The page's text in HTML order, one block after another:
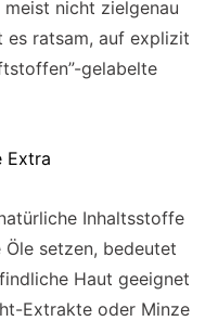
nicht zielgenau
es ratsam, auf explizit
gelabelte
Extra
Inhaltsstoffe
setzen, bedeutet
Haut geeignet
Extrakte oder Minze